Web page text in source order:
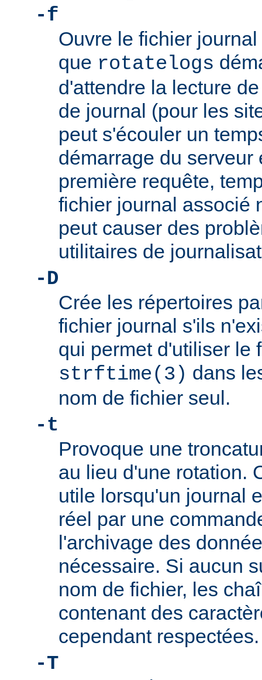
-f
Ouvre le fichier
que rotatelogs
d'attendre la lecture
de journal (pour les
peut s'écouler un
démarrage du serveur
première requête,
fichier journal associé
peut causer des
utilitaires de
-D
Crée les répertoires
fichier journal s'ils
qui permet d'utiliser le
strftime(3) dans
nom de fichier seul.
-t
Provoque une
au lieu d'une rotation.
utile lorsqu'un journal
réel par une
l'archivage des
nécessaire. Si aucun
nom de fichier, les
contenant des
cependant respectées.
-T